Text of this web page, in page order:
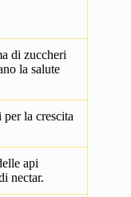
di zuccheri
la salute
la crescita
api
nectar.